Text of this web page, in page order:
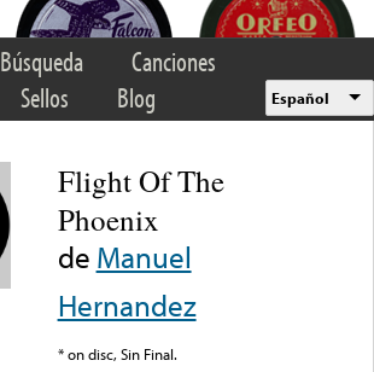
Búsqueda
Canciones
Sellos Blog Español
Flight Of The
Phoenix
de Manuel
Hernandez
* on disc, Sin Final.